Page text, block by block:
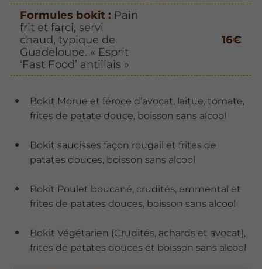
Formules bokit : Pain
frit et farci, servi
chaud, typique de
Guadeloupe. « Esprit
‘Fast Food’ antillais »
16€
Bokit Morue et féroce d’avocat, laitue, tomate,
frites de patate douce, boisson sans alcool
Bokit saucisses façon rougail et frites de
patates douces, boisson sans alcool
Bokit Poulet boucané, crudités, emmental et
frites de patates douces, boisson sans alcool
Bokit Végétarien (Crudités, achards et avocat),
frites de patates douces et boisson sans alcool